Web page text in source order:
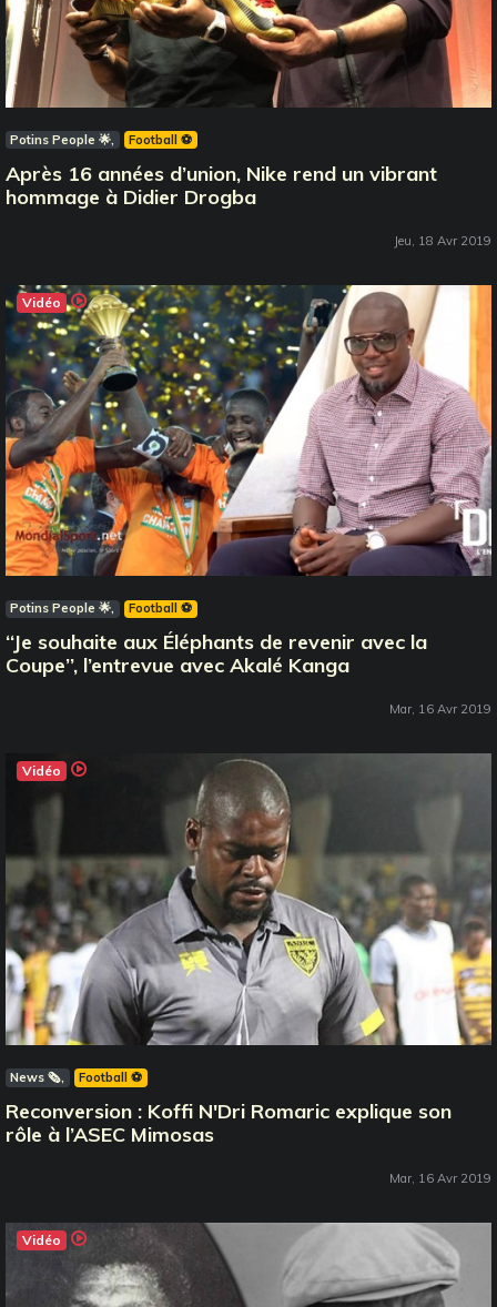
Potins People 🌟 Football ⚽️
Après 16 années d’union, Nike rend un vibrant
hommage à Didier Drogba
Jeu, 18 Avr 2019
Vidéo
Potins People 🌟 Football ⚽️
‘‘Je souhaite aux Éléphants de revenir avec la
Coupe’’, l’entrevue avec Akalé Kanga
Mar, 16 Avr 2019
Vidéo
News 🗞️ Football ⚽️
Reconversion : Koffi N'Dri Romaric explique son
rôle à l’ASEC Mimosas
Mar, 16 Avr 2019
Vidéo